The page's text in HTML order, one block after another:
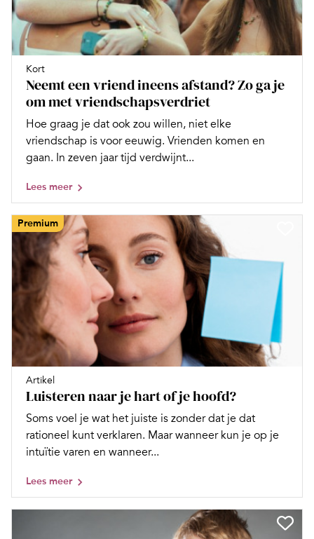
Kort
Neemt een vriend ineens afstand? Zo ga je
om met vriendschapsverdriet
Hoe graag je dat ook zou willen, niet elke
vriendschap is voor eeuwig. Vrienden komen en
gaan. In zeven jaar tijd verdwijnt...
Lees meer
Premium
Artikel
Luisteren naar je hart of je hoofd?
Soms voel je wat het juiste is zonder dat je dat
rationeel kunt verklaren. Maar wanneer kun je op je
intuïtie varen en wanneer...
Lees meer